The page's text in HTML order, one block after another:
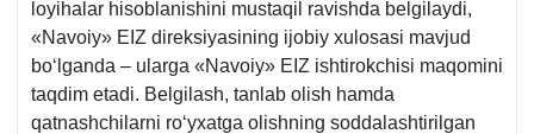
loyihalar hisoblanishini mustaqil ravishda belgilaydi,
«Navoiy» EIZ direksiyasining ijobiy хulosasi mavjud
boʻlganda – ularga «Navoiy» EIZ ishtirokchisi maqomini
taqdim etadi. Belgilash, tanlab olish hamda
qatnashchilarni roʻyхatga olishning soddalashtirilgan